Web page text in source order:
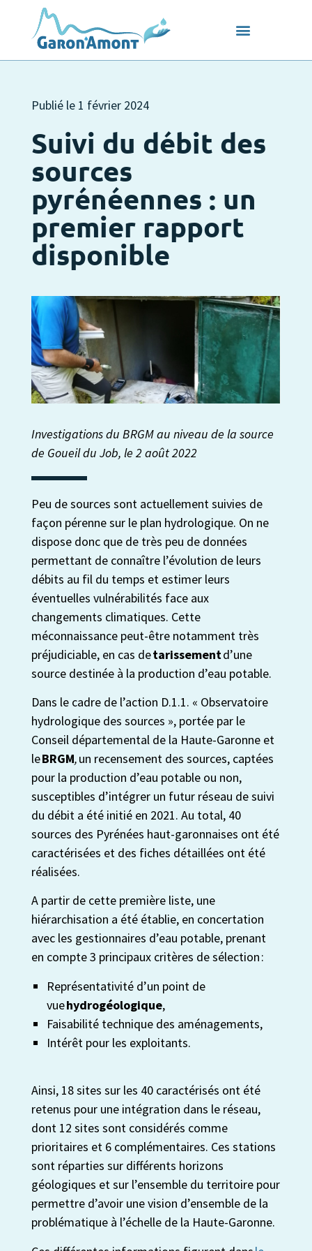
Publié le 1 février 2024
Suivi du débit des
sources
pyrénéennes : un
premier rapport
disponible
Investigations du BRGM au niveau de la source
de Goueil du Job, le 2 août 2022
Peu de sources sont actuellement suivies de
façon pérenne sur le plan hydrologique. On ne
dispose donc que de très peu de données
permettant de connaître l’évolution de leurs
débits au fil du temps et estimer leurs
éventuelles vulnérabilités face aux
changements climatiques. Cette
méconnaissance peut-être notamment très
préjudiciable, en cas detarissementd’une
source destinée à la production d’eau potable.
Dans le cadre de l’action D.1.1. « Observatoire
hydrologique des sources », portée par le
Conseil départemental de la Haute-Garonne et
leBRGM,un recensement des sources, captées
pour la production d’eau potable ou non,
susceptibles d’intégrer un futur réseau de suivi
du débit a été initié en 2021. Au total, 40
sources des Pyrénées haut-garonnaises ont été
caractérisées et des fiches détaillées ont été
réalisées.
A partir de cette première liste, une
hiérarchisation a été établie, en concertation
avec les gestionnaires d’eau potable, prenant
en compte3 principaux critères de sélection :
Représentativité d’un point de
vuehydrogéologique,
Faisabilité technique des aménagements,
Intérêt pour les exploitants.
Ainsi, 18 sites sur les 40 caractérisés ont été
retenus pour une intégration dans le réseau,
dont 12 sites sont considérés comme
prioritaires et 6 complémentaires. Ces stations
sont réparties sur différents horizons
géologiques et sur l’ensemble du territoire pour
permettre d’avoir une vision d’ensemble de la
problématique à l’échelle de la Haute-Garonne.